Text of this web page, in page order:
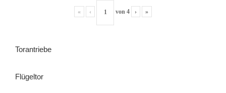
« ‹ von 4 › »
Torantriebe
Flügeltor